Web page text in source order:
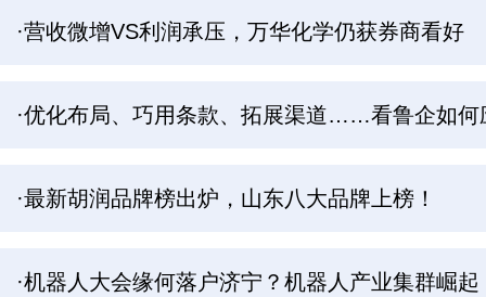
·营收微增VS利润承压，万华化学仍获券商看好
·优化布局、巧用条款、拓展渠道……看鲁企如何
·最新胡润品牌榜出炉，山东八大品牌上榜！
·机器人大会缘何落户济宁？机器人产业集群崛